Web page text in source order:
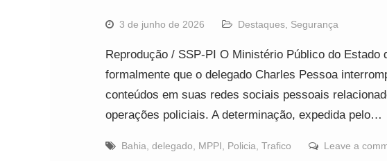
3 de junho de 2026 Destaques Segurança
Reprodução / SSP-PI O Ministério Público do Estado
formalmente que o delegado Charles Pessoa
conteúdos em suas redes sociais pessoais
operações policiais. A determinação, expedida pelo…
Bahia delegado MPPI Policia Trafico Leave a